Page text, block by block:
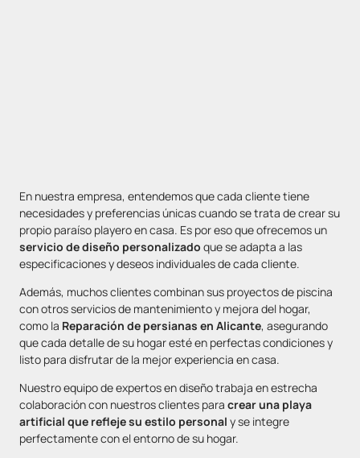
En nuestra empresa, entendemos que cada cliente tiene
necesidades y preferencias únicas cuando se trata de crear su
propio paraíso playero en casa. Es por eso que ofrecemos un
servicio de diseño personalizado que se adapta a las
especificaciones y deseos individuales de cada cliente.
Además, muchos clientes combinan sus proyectos de piscina
con otros servicios de mantenimiento y mejora del hogar,
como la Reparación de persianas en Alicante, asegurando
que cada detalle de su hogar esté en perfectas condiciones y
listo para disfrutar de la mejor experiencia en casa.
Nuestro equipo de expertos en diseño trabaja en estrecha
colaboración con nuestros clientes para crear una playa
artificial que refleje su estilo personal y se integre
perfectamente con el entorno de su hogar.